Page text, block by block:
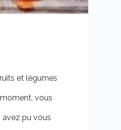
et légumes
vous
avez pu vous